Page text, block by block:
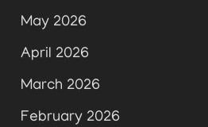
May 2026
April 2026
March 2026
February 2026